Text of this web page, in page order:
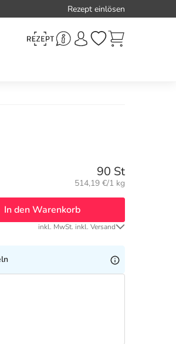
Rezept einlösen
90 St
Grundpreis:
514,19 €/1 kg
In den Warenkorb
inkl. MwSt. inkl. Versand